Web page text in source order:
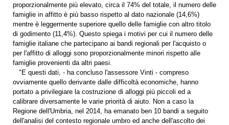
proporzionalmente più elevato, circa il 74% del totale, il numero delle
famiglie in affitto è più basso rispetto al dato nazionale (14,6%)
mentre è leggermente superiore quello delle famiglie con altro titolo
di godimento (11,4%). Questo spiega i motivi per cui il numero delle
famiglie italiane che partecipano ai bandi regionali per l'acquisto o
per l'affitto di alloggi sono proporzionalmente minori rispetto alle
famiglie provenienti da altri paesi.
"E questi dati, - ha concluso l'assessore Vinti - compreso
ovviamente quello derivante dalle difficoltà economiche, hanno
portato a privilegiare la costruzione di alloggi più piccoli ed a
calibrare diversamente le varie priorità di aiuto. Non a caso la
Regione dell'Umbria, nel 2014, ha emanato ben 10 bandi a seguito
dell'analisi del contesto regionale umbro ed anche dell'ascolto dei